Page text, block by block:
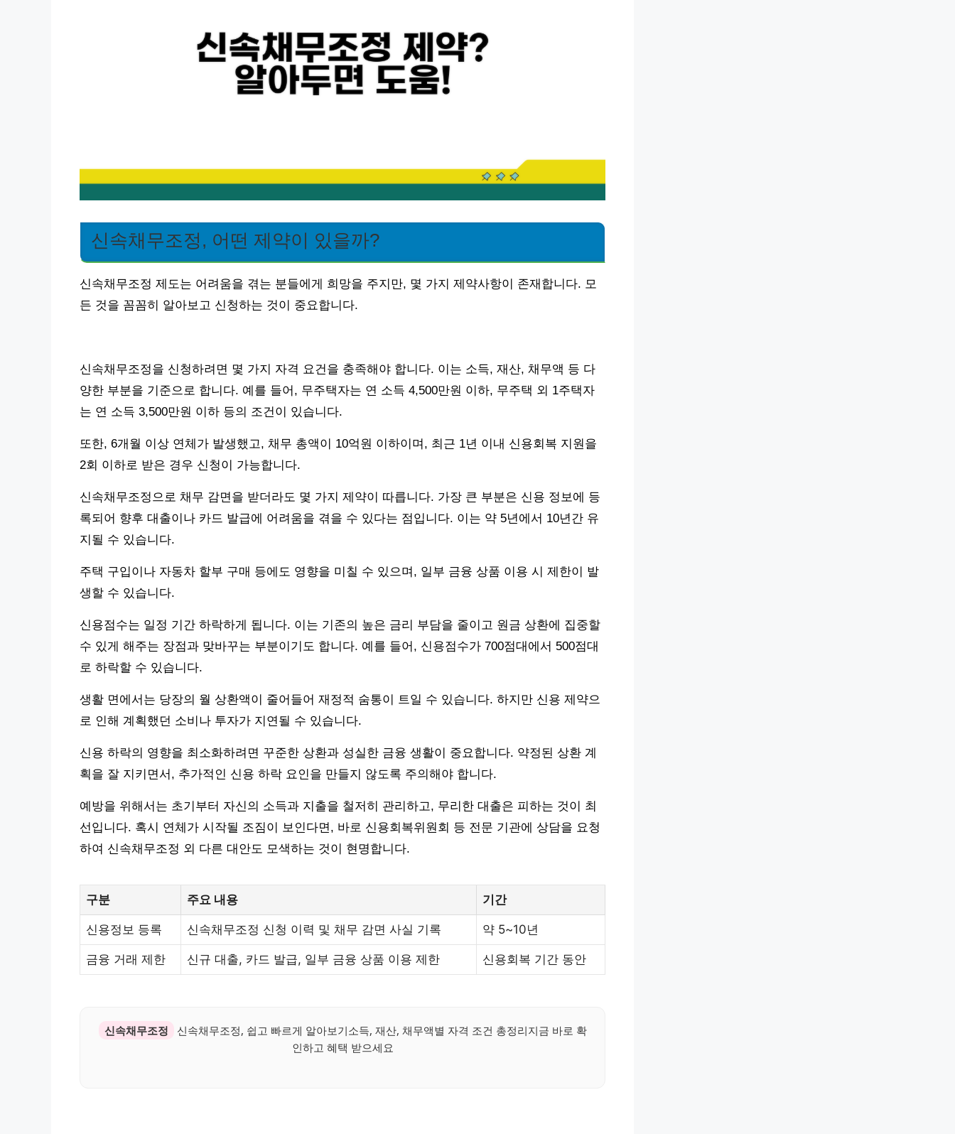
신속채무조정, 어떤 제약이 있을까?
신속채무조정 제도는 어려움을 겪는 분들에게 희망을 주지만, 몇 가지 제약사항이 존재합니다. 모
든 것을 꼼꼼히 알아보고 신청하는 것이 중요합니다.
신속채무조정을 신청하려면 몇 가지 자격 요건을 충족해야 합니다. 이는 소득, 재산, 채무액 등 다
양한 부분을 기준으로 합니다. 예를 들어, 무주택자는 연 소득 4,500만원 이하, 무주택 외 1주택자
는 연 소득 3,500만원 이하 등의 조건이 있습니다.
또한, 6개월 이상 연체가 발생했고, 채무 총액이 10억원 이하이며, 최근 1년 이내 신용회복 지원을
2회 이하로 받은 경우 신청이 가능합니다.
신속채무조정으로 채무 감면을 받더라도 몇 가지 제약이 따릅니다. 가장 큰 부분은 신용 정보에 등
록되어 향후 대출이나 카드 발급에 어려움을 겪을 수 있다는 점입니다. 이는 약 5년에서 10년간 유
지될 수 있습니다.
주택 구입이나 자동차 할부 구매 등에도 영향을 미칠 수 있으며, 일부 금융 상품 이용 시 제한이 발
생할 수 있습니다.
신용점수는 일정 기간 하락하게 됩니다. 이는 기존의 높은 금리 부담을 줄이고 원금 상환에 집중할
수 있게 해주는 장점과 맞바꾸는 부분이기도 합니다. 예를 들어, 신용점수가 700점대에서 500점대
로 하락할 수 있습니다.
생활 면에서는 당장의 월 상환액이 줄어들어 재정적 숨통이 트일 수 있습니다. 하지만 신용 제약으
로 인해 계획했던 소비나 투자가 지연될 수 있습니다.
신용 하락의 영향을 최소화하려면 꾸준한 상환과 성실한 금융 생활이 중요합니다. 약정된 상환 계
획을 잘 지키면서, 추가적인 신용 하락 요인을 만들지 않도록 주의해야 합니다.
예방을 위해서는 초기부터 자신의 소득과 지출을 철저히 관리하고, 무리한 대출은 피하는 것이 최
선입니다. 혹시 연체가 시작될 조짐이 보인다면, 바로 신용회복위원회 등 전문 기관에 상담을 요청
하여 신속채무조정 외 다른 대안도 모색하는 것이 현명합니다.
구분 주요 내용 기간
신용정보 등록 신속채무조정 신청 이력 및 채무 감면 사실 기록 약 5~10년
금융 거래 제한 신규 대출, 카드 발급, 일부 금융 상품 이용 제한 신용회복 기간 동안
신속채무조정
신속채무조정, 쉽고 빠르게 알아보기소득, 재산, 채무액별 자격 조건 총정리지금 바로 확
인하고 혜택 받으세요